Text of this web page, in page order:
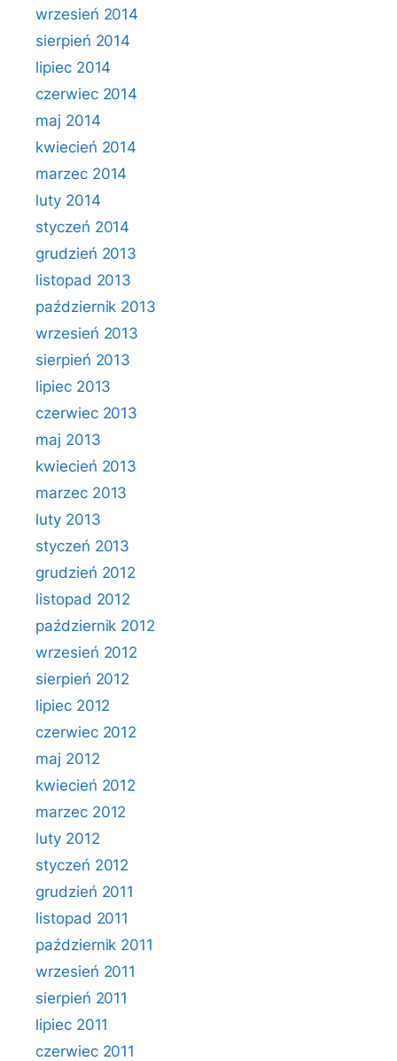
wrzesień 2014
sierpień 2014
lipiec 2014
czerwiec 2014
maj 2014
kwiecień 2014
marzec 2014
luty 2014
styczeń 2014
grudzień 2013
listopad 2013
październik 2013
wrzesień 2013
sierpień 2013
lipiec 2013
czerwiec 2013
maj 2013
kwiecień 2013
marzec 2013
luty 2013
styczeń 2013
grudzień 2012
listopad 2012
październik 2012
wrzesień 2012
sierpień 2012
lipiec 2012
czerwiec 2012
maj 2012
kwiecień 2012
marzec 2012
luty 2012
styczeń 2012
grudzień 2011
listopad 2011
październik 2011
wrzesień 2011
sierpień 2011
lipiec 2011
czerwiec 2011